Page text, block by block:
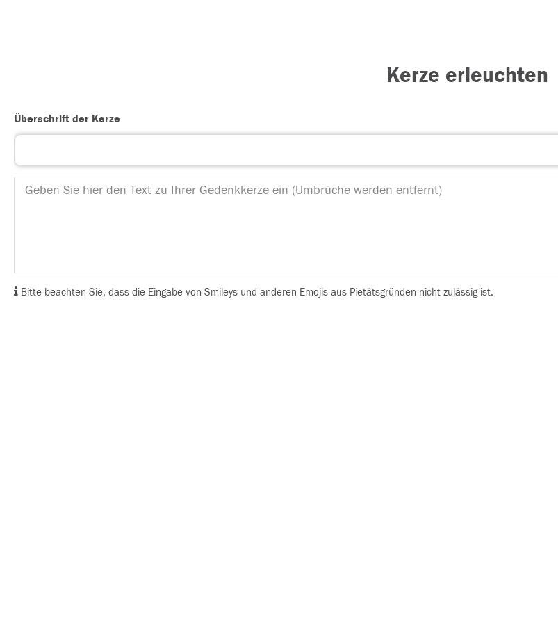
Kerze erleuchten
Überschrift der Kerze
Bitte beachten Sie, dass die Eingabe von Smileys und anderen Emojis aus Pietätsgründen nicht zulässig ist.